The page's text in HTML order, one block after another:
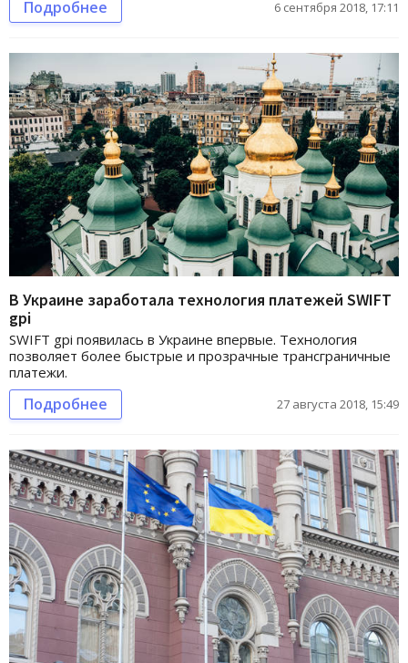
Подробнее 6 сентября 2018, 17:11
В Украине заработала технология платежей SWIFT
gpi
SWIFT gpi появилась в Украине впервые. Технология
позволяет более быстрые и прозрачные трансграничные
платежи.
Подробнее 27 августа 2018, 15:49